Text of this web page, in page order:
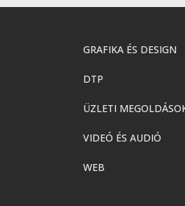
GRAFIKA ÉS DESIGN
DTP
ÜZLETI
VIDEÓ ÉS AUDIÓ
WEB